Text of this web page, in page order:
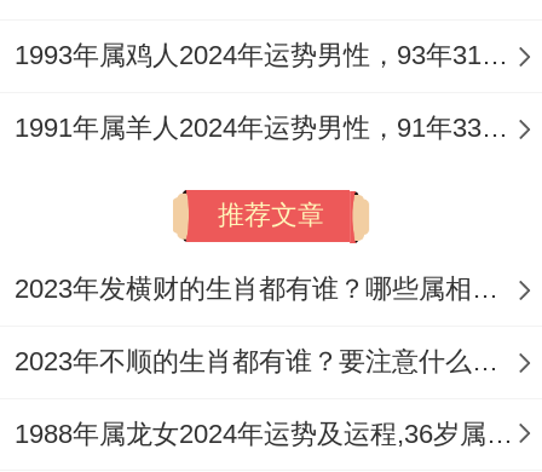
于数十年相伴形成的默契，此年重点在于健
印」。午火为「正官」，是...合起来的「官
关系趋于平稳与精神层面的共鸣。
偏印生身，利于共同参与文化、艺术、养生
划进行详细交流，易获得共识，但偏印亦偶
1993年属鸡人2024年运势男性，93年31岁属鸡男2024年每月运程怎么样
1991年属羊人2024年运势男性，91年33岁属羊男2024年每月运程怎么样
推荐文章
2023年发横财的生肖都有谁？哪些属相财运旺盛？
2023年不顺的生肖都有谁？要注意什么呢？
1988年属龙女2024年运势及运程,36岁属龙人2024全年每月运势女性如何